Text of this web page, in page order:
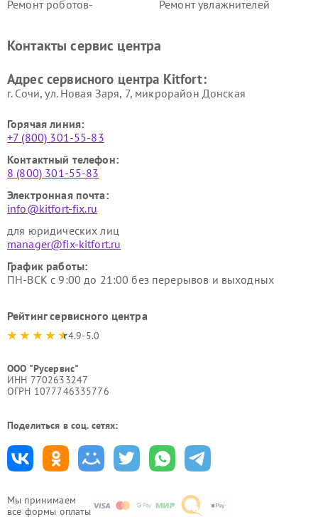
Мы принимаем
все формы оплаты
Ремонт роботов-
Ремонт увлажнителей
Kitfort
Kitfort
Kitfort
Kitfort
Контакты сервис центра
Адрес сервисного центра Kitfort:
г. Сочи, ул. Новая Заря, 7, микрорайон Донская
Горячая линия:
+7 (800) 301-55-83
Контактный телефон:
8 (800) 301-55-83
Электронная почта:
info@kitfort-fix.ru
для юридических лиц
manager@fix-kitfort.ru
График работы:
ПН-ВСК с 9:00 до 21:00 без перерывов и выходных
Рейтинг сервисного центра
4.9-5.0
ООО "Русервис"
ИНН 7702633247
ОГРН 1077746335776
Поделиться в соц. сетях: